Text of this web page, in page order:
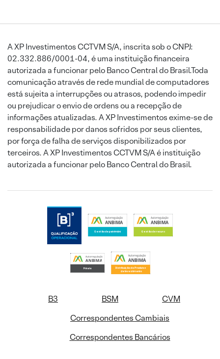
A XP Investimentos CCTVM S/A, inscrita sob o CNPJ:
02.332.886/0001-04, é uma instituição financeira
autorizada a funcionar pelo Banco Central do Brasil.Toda
comunicação através de rede mundial de computadores
está sujeita a interrupções ou atrasos, podendo impedir
ou prejudicar o envio de ordens ou a recepção de
informações atualizadas. A XP Investimentos exime-se de
responsabilidade por danos sofridos por seus clientes,
por força de falha de serviços disponibilizados por
terceiros. A XP Investimentos CCTVM S/A é instituição
autorizada a funcionar pelo Banco Central do Brasil.
B3 BSM
CVM
Correspondentes Cambiais
Correspondentes Bancários